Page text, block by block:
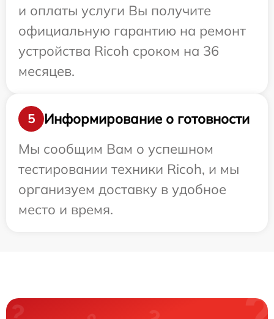
и оплаты услуги Вы получите
официальную гарантию на ремонт
устройства Ricoh сроком на 36
месяцев.
5
Информирование о готовности
Мы сообщим Вам о успешном
тестировании техники Ricoh, и мы
организуем доставку в удобное
место и время.